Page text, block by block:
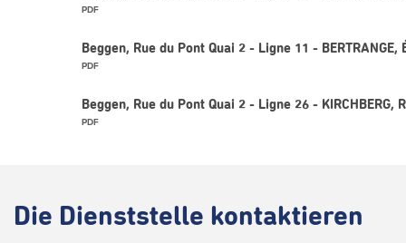
PDF
Beggen, Rue du Pont Quai 2 - Ligne 11 - BERTRANGE,
PDF
Beggen, Rue du Pont Quai 2 - Ligne 26 - KIRCHBERG,
PDF
Die Dienststelle kontaktieren